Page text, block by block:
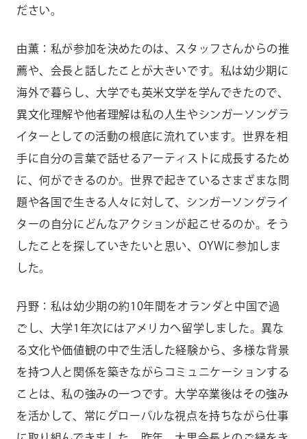
ださい。
由薫：私が参加を決めたのは、スタッフさんからの推
薦や、会長と話したことが大きいです。私は幼少期に
海外で暮らし、大学でも英米文学を学んできたので、
異文化理解や他者理解は私の人生やシンガーソングラ
イターとしての活動の根底に流れています。世界を相
手に自分の言葉で話せるアーティストに成長するため
に、何ができるのか。世界で起きているさまざまな問
題や各国で生きる人々に対して、シンガーソングライ
ターの自分にどんなアクションが起こせるのか。そう
したことを探していきたいと思い、OYWに参加しま
した。
丹野：私は幼少期の約10年間をオランダと中国で過
ごし、大学1年次にはアメリカへ留学しました。異な
る文化や価値観の中で生活した経験から、多様な背景
を持つ人と関係を築きながらコミュニケーションする
ことは、私の強みの一つです。大学卒業後はその強み
を活かして、常にグローバルな視点を持ちながら仕事